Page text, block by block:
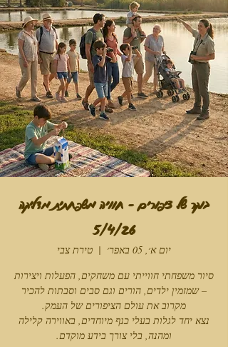
בוקר של ציפורים - חוויה משפחתית מדליקה
5/4/26
יום א׳, 05 באפר׳
  |
טירת צבי
סיור משפחתי חווייתי עם משחקים, הפעלות ויצירות
– שמזמין ילדים, הורים וגם סבים וסבתות להכיר
נצא יחד לגלות בעלי כנף מיוחדים, באווירה קלילה